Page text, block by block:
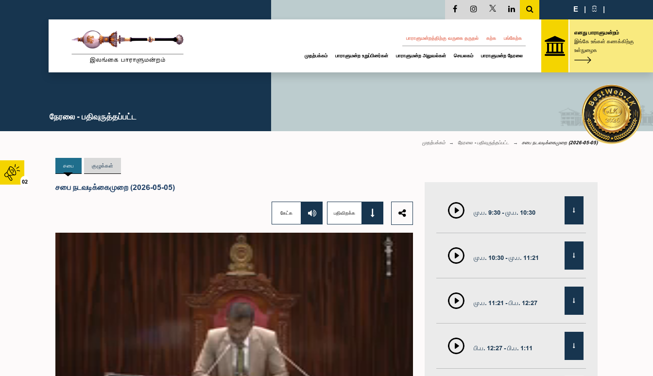
02
E | සි |
பாராளுமன்றத்திற்கு வருகை தருதல் கற்க பங்கேற்க
முதற்பக்கம் பாராளுமன்ற உறுப்பினர்கள் பாராளுமன்ற அலுவல்கள் செயலகம் பாராளுமன்ற நேரலை
எனது பாராளுமன்றம்
இங்கே உங்கள் கணக்கிற்கு
உள்நுழைக
நேரலை - பதிவுருத்தப்பட்ட
முதற்பக்கம் நேரலை - பதிவுருத்தப்பட்ட சபை நடவடிக்கைமுறை (2026-05-05)
சபை குழுக்கள்
சபை நடவடிக்கைமுறை (2026-05-05)
கேட்க பதிவிறக்க மு.ப. 9:30 - மு.ப. 10:30
மு.ப. 10:30 - மு.ப. 11:21
மு.ப. 11:21 - பி.ப. 12:27
பி.ப. 12:27 - பி.ப. 1:11